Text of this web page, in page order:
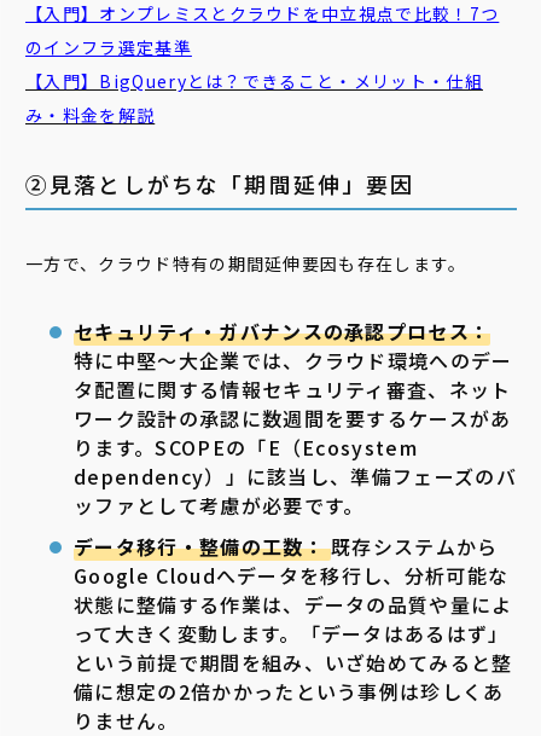
【入門】オンプレミスとクラウドを中立視点で比較！7つ
のインフラ選定基準
【入門】BigQueryとは？できること・メリット・仕組
み・料金を解説
②見落としがちな「期間延伸」要因
一方で、クラウド特有の期間延伸要因も存在します。
セキュリティ・ガバナンスの承認プロセス：
特に中堅〜大企業では、クラウド環境へのデー
タ配置に関する情報セキュリティ審査、ネット
ワーク設計の承認に数週間を要するケースがあ
ります。SCOPEの「E（Ecosystem
dependency）」に該当し、準備フェーズのバ
ッファとして考慮が必要です。
データ移行・整備の工数：既存システムから
Google Cloudへデータを移行し、分析可能な
状態に整備する作業は、データの品質や量によ
って大きく変動します。「データはあるはず」
という前提で期間を組み、いざ始めてみると整
備に想定の2倍かかったという事例は珍しくあ
りません。